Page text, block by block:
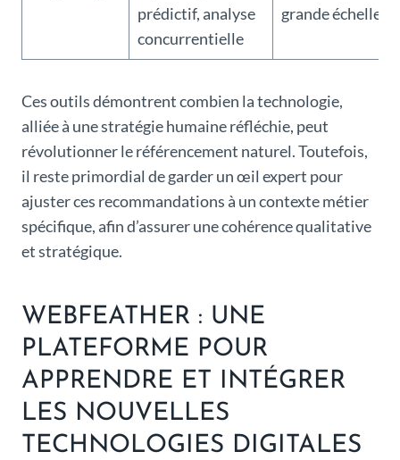
prédictif, analyse
concurrentielle
grande échelle
Ces outils démontrent combien la technologie,
alliée à une stratégie humaine réfléchie, peut
révolutionner le référencement naturel. Toutefois,
il reste primordial de garder un œil expert pour
ajuster ces recommandations à un contexte métier
spécifique, afin d’assurer une cohérence qualitative
et stratégique.
WEBFEATHER : UNE
PLATEFORME POUR
APPRENDRE ET INTÉGRER
LES NOUVELLES
TECHNOLOGIES DIGITALES